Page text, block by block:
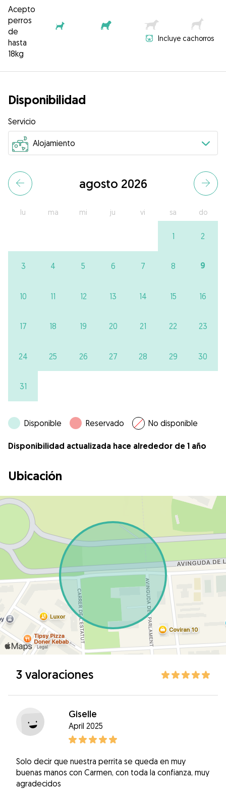
Acepto
perros
de
hasta
18kg
Incluye cachorros
Disponibilidad
Servicio
agosto 2026
lu ma mi ju vi sa do
1 2
3 4 5 6 7 8 9
10 11 12 13 14 15 16
17 18 19 20 21 22 23
24 25 26 27 28 29 30
31
Disponible Reservado No disponible
Disponibilidad actualizada hace alrededor de 1 año
Ubicación
3 valoraciones
Giselle
April 2025
Solo decir que nuestra perrita se queda en muy
buenas manos con Carmen, con toda la confianza, muy
agradecidos